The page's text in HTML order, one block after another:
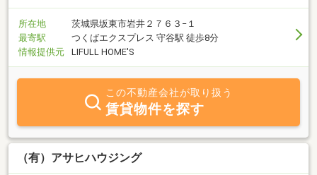
所在地
茨城県坂東市岩井２７６３−１
最寄駅
つくばエクスプレス 守谷駅 徒歩8分
情報提供元
LIFULL HOME'S
この不動産会社が取り扱う
賃貸物件を探す
（有）アサヒハウジング